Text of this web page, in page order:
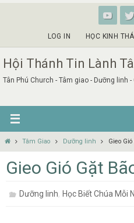
LOG IN HỌC KINH
Hội Thánh Tin Lành
Tân Phú Church - Tâm giao - Dưỡng linh
HomeTâm Giao Dưỡng linh Gieo
Gieo Gió Gặt
Dưỡng linh,Học Biết Chúa Mỗi